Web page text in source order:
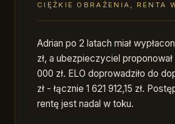
CIĘŻKIE OBRAŻENIA, RENTA
Adrian po 2 latach miał
zł, a ubezpieczyciel
000 zł. ELO doprowadziło do
zł - łącznie 1 621 912,15 zł.
rentę jest nadal w toku.